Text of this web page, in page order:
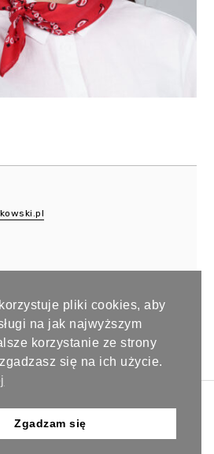
Retkowski Studio. Wszystkie prawa
zastrzeżone.
pliki cookies, aby
na jak najwyższym
korzystanie ze strony
się na ich użycie.
Zgadzam się